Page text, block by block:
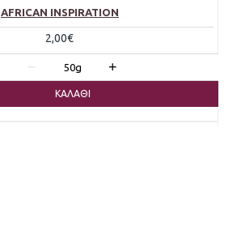
AFRICAN INSPIRATION
2,00€
− 50g +
ΚΑΛΆΘΙ